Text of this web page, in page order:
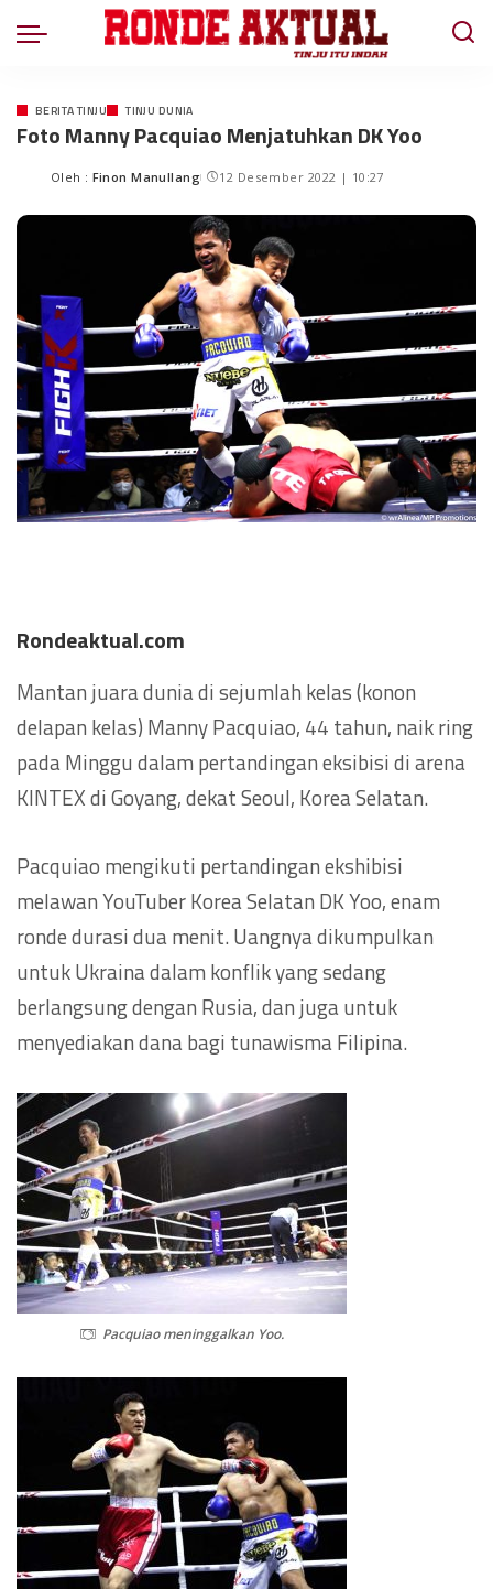
BERITA TINJU TINJU DUNIA
Foto Manny Pacquiao Menjatuhkan DK Yoo
Oleh : Finon Manullang 12 Desember 2022 | 10:27
Rondeaktual.com
Mantan juara dunia di sejumlah kelas (konon
delapan kelas) Manny Pacquiao, 44 tahun, naik ring
pada Minggu dalam pertandingan eksibisi di arena
KINTEX di Goyang, dekat Seoul, Korea Selatan.
Pacquiao mengikuti pertandingan ekshibisi
melawan YouTuber Korea Selatan DK Yoo, enam
ronde durasi dua menit. Uangnya dikumpulkan
untuk Ukraina dalam konflik yang sedang
berlangsung dengan Rusia, dan juga untuk
menyediakan dana bagi tunawisma Filipina.
Pacquiao meninggalkan Yoo.